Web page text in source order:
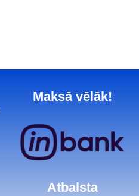
Maksā vēlāk!
Atbalsta